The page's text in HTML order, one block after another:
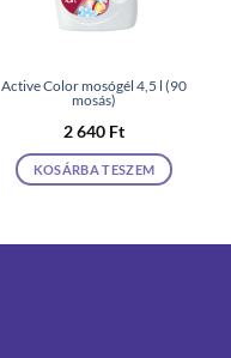
Active Color mosógél 4,5 l (90
mosás)
2 640 Ft
KOSÁRBA TESZEM